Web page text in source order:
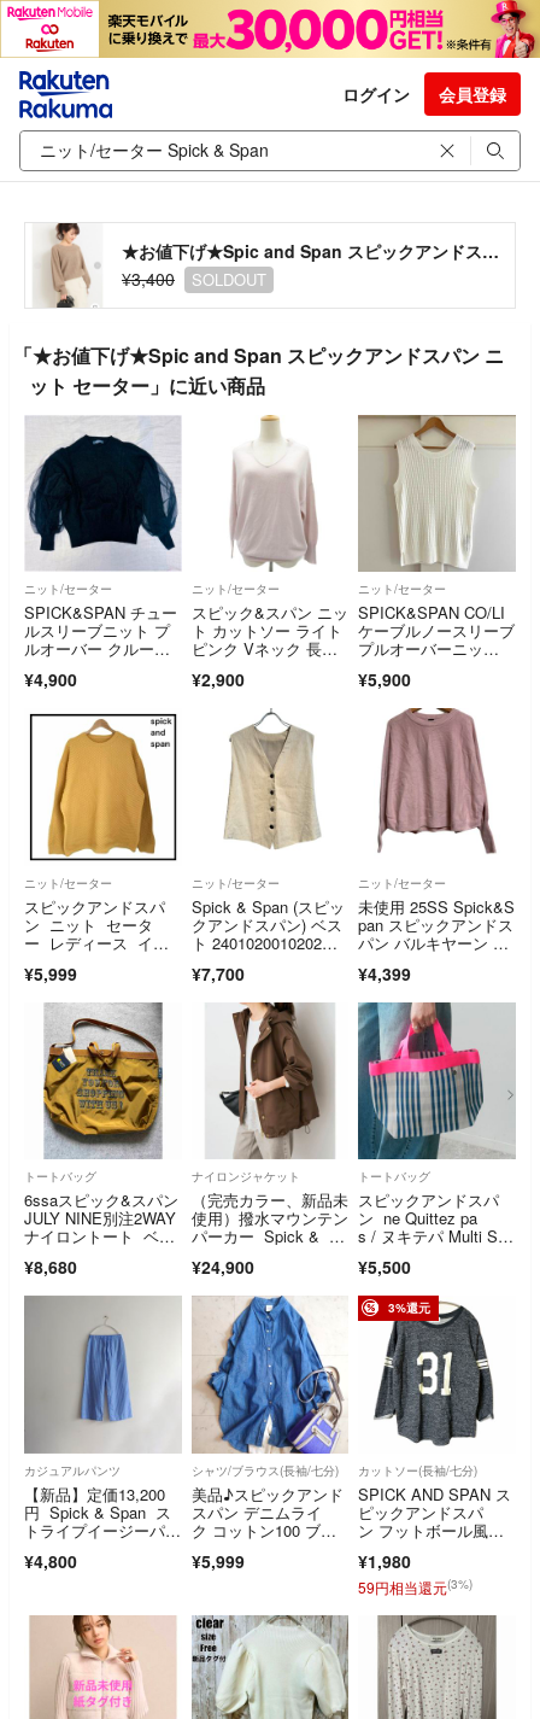
ログイン 会員登録
★お値下げ★Spic and Span スピックアンドスパン ニット セーター
¥3,400
SOLDOUT
「★お値下げ★Spic and Span スピックアンドスパン ニ
ット セーター」に近い商品
ニット/セーター
SPICK&SPAN チュー
ルスリーブニット プ
ルオーバー クルーネ
¥4,900
ニット/セーター
スピック&スパン ニッ
ト カットソー ライト
ピンク Vネック 長袖 /
¥2,900
ニット/セーター
SPICK&SPAN CO/LI
ケーブルノースリーブ
プルオーバーニッ
¥5,900
ニット/セーター
スピックアンドスパ
ン ニット セータ
ー レディース イエ
¥5,999
ニット/セーター
Spick & Span (スピッ
クアンドスパン) ベス
ト 2401020010202
¥7,700
ニット/セーター
未使用 25SS Spick&S
pan スピックアンドス
パン バルキヤーン ド
ト セーター サイズ
F ピンク レディー
ス 古着 中古 USED
¥4,399
トートバッグ
6ssaスピック&スパン
JULY NINE別注2WAY
ナイロントート ベー
¥8,680
ナイロンジャケット
（完売カラー、新品未
使用）撥水マウンテン
パーカー Spick & Sp
¥24,900
トートバッグ
スピックアンドスパ
ン ne Quittez pa
s / ヌキテパ Multi Stri
g ブラウン
¥5,500
カジュアルパンツ
【新品】定価13,200
円 Spick & Span ス
トライプイージーパン
¥4,800
シャツ/ブラウス(長袖/七分)
美品♪スピックアンド
スパン デニムライ
ク コットン100 ブラ
¥5,999
3%還元
カットソー(長袖/七分)
SPICK AND SPAN ス
ピックアンドスパ
ン フットボール風カ
¥1,980
59円相当還元(3%)